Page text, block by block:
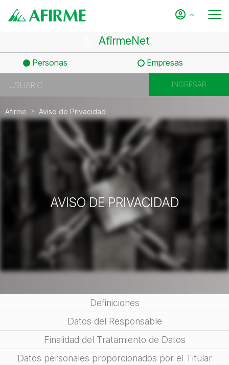
AfirmeNet
Personas Empresas
Afirme Aviso de Privacidad
AVISO DE PRIVACIDAD
Definiciones
Datos del Responsable
Finalidad del Tratamiento de Datos
Datos personales proporcionados por el Titular